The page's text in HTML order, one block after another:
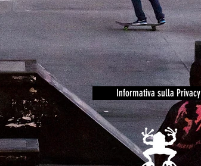
Informativa sulla Privacy